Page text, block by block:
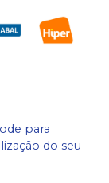
para
do seu